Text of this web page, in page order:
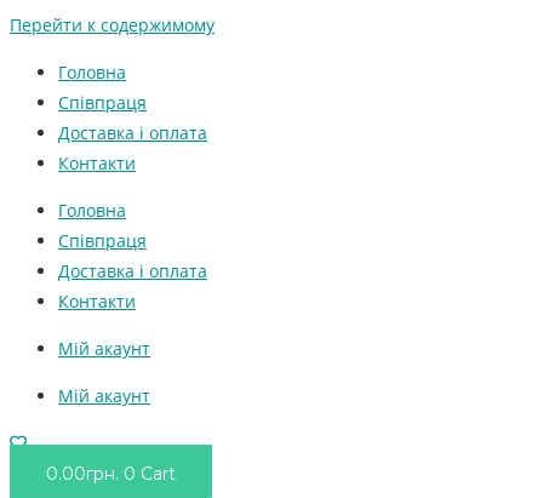
Перейти к содержимому
Головна
Співпраця
Доставка і оплата
Контакти
Головна
Співпраця
Доставка і оплата
Контакти
Мій акаунт
Мій акаунт
0.00грн. 0 Cart